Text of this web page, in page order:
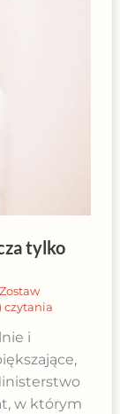
tylko
Zostaw
czytania
i
w którym